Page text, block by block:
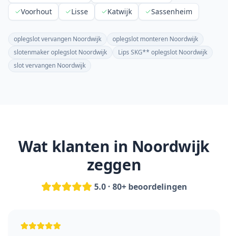
Voorhout
Lisse Katwijk Sassenheim
oplegslot vervangen Noordwijk
oplegslot monteren Noordwijk
slotenmaker oplegslot Noordwijk
Lips SKG** oplegslot Noordwijk
slot vervangen Noordwijk
Wat klanten in Noordwijk
zeggen
5.0 · 80+ beoordelingen